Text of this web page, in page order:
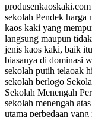
sekolah Pendek harga
kaos kaki yang
langsung maupun
jenis kaos kaki, baik
biasanya di dominasi
sekolah putih telaoak
sekolah berlogo
Sekolah Menengah
sekolah menengah
utama perbedaan